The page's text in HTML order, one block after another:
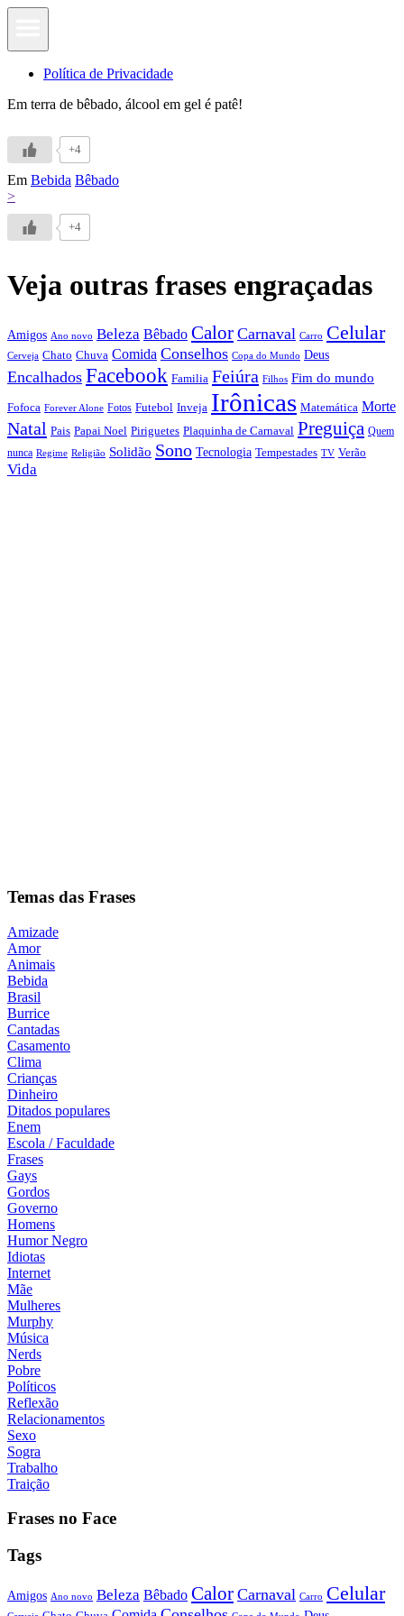
Política de Privacidade
Em terra de bêbado, álcool em gel é patê!
+4
Em Bebida Bêbado
>
+4
Veja outras frases engraçadas
Amigos Ano novo Beleza Bêbado Calor Carnaval Carro Celular
Cerveja Chato Chuva Comida Conselhos Copa do Mundo Deus
Encalhados Facebook Familia Feiúra Filhos Fim do mundo
Fofoca Forever Alone Fotos Futebol Inveja Irônicas Matemática Morte
Natal Pais Papai Noel Piriguetes Plaquinha de Carnaval Preguiça Quem
nunca Regime Religião Solidão Sono Tecnologia Tempestades TV Verão
Vida
Temas das Frases
Amizade
Amor
Animais
Bebida
Brasil
Burrice
Cantadas
Casamento
Clima
Crianças
Dinheiro
Ditados populares
Enem
Escola / Faculdade
Frases
Gays
Gordos
Governo
Homens
Humor Negro
Idiotas
Internet
Mãe
Mulheres
Murphy
Música
Nerds
Pobre
Políticos
Reflexão
Relacionamentos
Sexo
Sogra
Trabalho
Traição
Frases no Face
Tags
Amigos Ano novo Beleza Bêbado Calor Carnaval Carro Celular